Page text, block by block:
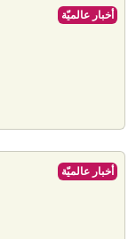
أخبار عالميّة
أخبار عالميّة